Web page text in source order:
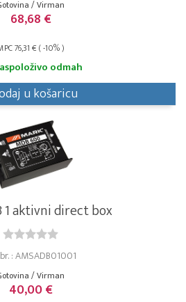
/ Virman
68,68 €
76,31 € ( -10% )
odmah
u košaricu
1 aktivni direct box
: AMSADB01001
/ Virman
40,00 €